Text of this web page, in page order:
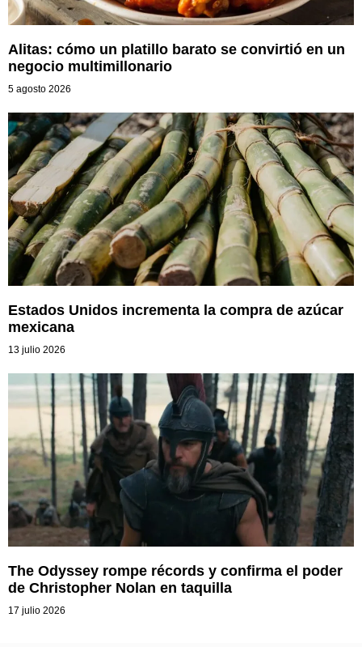
Alitas: cómo un platillo barato se convirtió en un
negocio multimillonario
5 agosto 2026
Estados Unidos incrementa la compra de azúcar
mexicana
13 julio 2026
The Odyssey rompe récords y confirma el poder
de Christopher Nolan en taquilla
17 julio 2026